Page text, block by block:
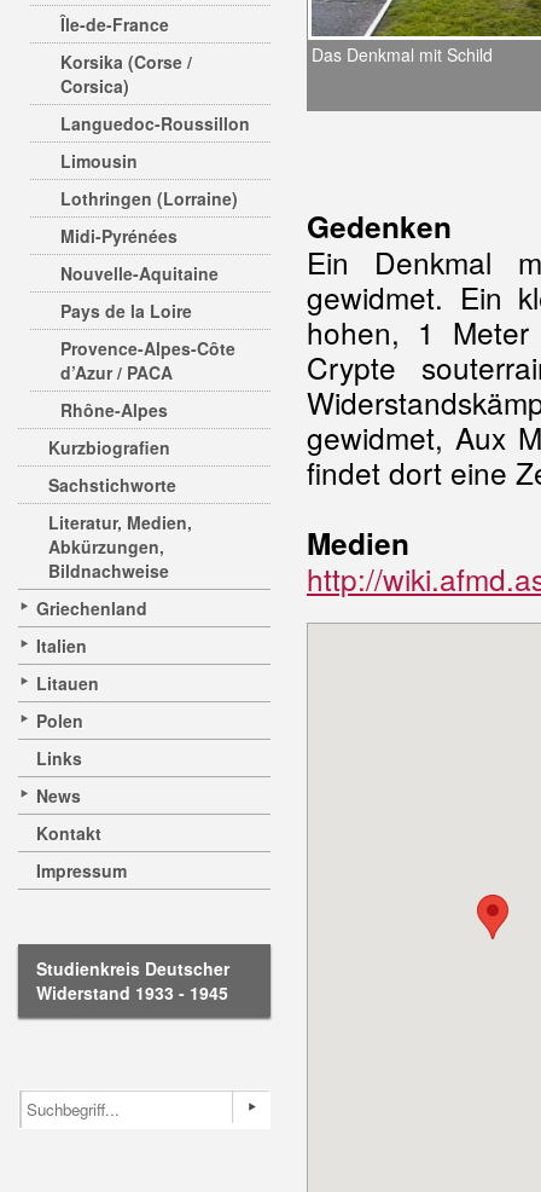
Île-de-France
Korsika (Corse /
Corsica)
Languedoc-Roussillon
Limousin
Lothringen (Lorraine)
Midi-Pyrénées
Nouvelle-Aquitaine
Pays de la Loire
Provence-Alpes-Côte
d’Azur / PACA
Rhône-Alpes
Kurzbiografien
Sachstichworte
Literatur, Medien,
Abkürzungen,
Bildnachweise
Griechenland
Italien
Litauen
Polen
Links
News
Kontakt
Impressum
Studienkreis Deutscher
Widerstand 1933 - 1945
Das Denkmal mit Schild
Gedenken
Ein Denkmal
gewidmet. Ein
hohen, 1
Crypte
gewidmet, Aux
findet dort eine
Medien
http://